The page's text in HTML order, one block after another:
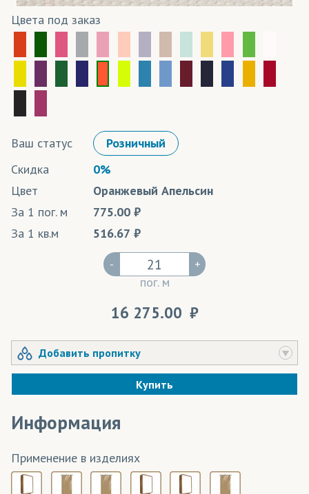
Цвета под заказ
Ваш статус
Розничный
Скидка
0%
Цвет
Оранжевый Апельсин
За 1 пог. м
775.00
За 1 кв.м
516.67
-
пог. м
+
16 275.00
Добавить пропитку
Купить
Информация
Применение в изделиях